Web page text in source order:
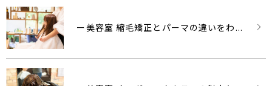
ー美容室 縮毛矯正とパーマの違いをわ...